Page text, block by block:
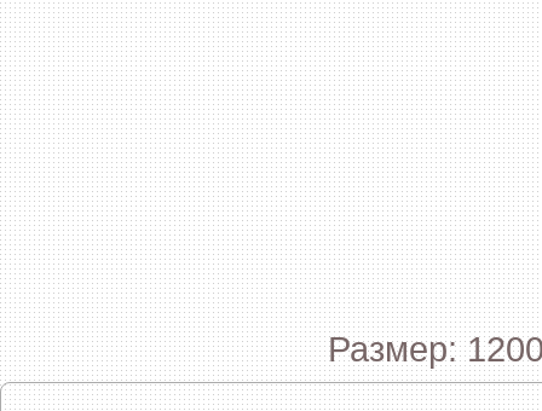
Размер: